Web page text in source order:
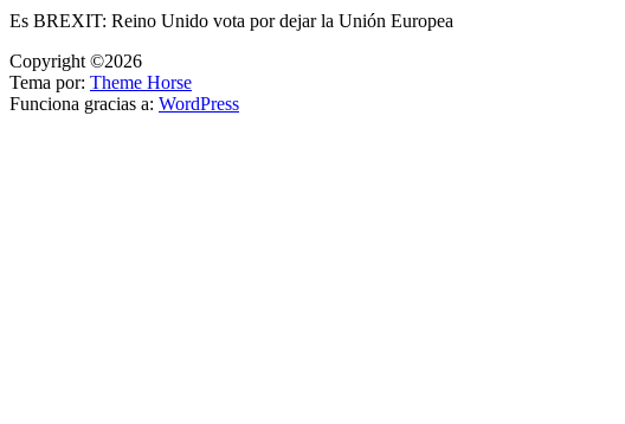
Es BREXIT: Reino Unido vota por dejar la Unión Europea
Copyright ©2026
Tema por: Theme Horse
Funciona gracias a: WordPress